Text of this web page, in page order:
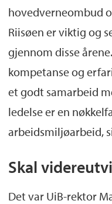
hovedverneombud
Riisøen er viktig og
gjennom disse
kompetanse og
et godt samarbeid
ledelse er en
arbeidsmiljøarbeid,
Skal
Det var UiB-rektor